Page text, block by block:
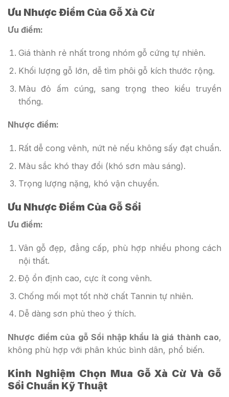
Ưu Nhược Điểm Của Gỗ Xà Cừ
Ưu điểm:
Giá thành rẻ nhất trong nhóm gỗ cứng tự nhiên.
Khối lượng gỗ lớn, dễ tìm phôi gỗ kích thước rộng.
Màu đỏ ấm cúng, sang trọng theo kiểu truyền
thống.
Nhược điểm:
Rất dễ cong vênh, nứt nẻ nếu không sấy đạt chuẩn.
Màu sắc khó thay đổi (khó sơn màu sáng).
Trọng lượng nặng, khó vận chuyển.
Ưu Nhược Điểm Của Gỗ Sồi
Ưu điểm:
Vân gỗ đẹp, đẳng cấp, phù hợp nhiều phong cách
nội thất.
Độ ổn định cao, cực ít cong vênh.
Chống mối mọt tốt nhờ chất Tannin tự nhiên.
Dễ dàng sơn phủ theo ý thích.
Nhược điểm của gỗ Sồi nhập khẩu là giá thành cao,
không phù hợp với phân khúc bình dân, phổ biến.
Kinh Nghiệm Chọn Mua Gỗ Xà Cừ Và Gỗ
Sồi Chuẩn Kỹ Thuật